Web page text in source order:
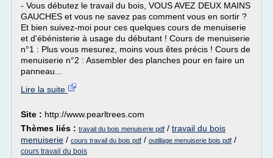
- Vous débutez le travail du bois, VOUS AVEZ DEUX MAINS
GAUCHES et vous ne savez pas comment vous en sortir ?
Et bien suivez-moi pour ces quelques cours de menuiserie
et d'ébénisterie à usage du débutant ! Cours de menuiserie
n°1 : Plus vous mesurez, moins vous êtes précis ! Cours de
menuiserie n°2 : Assembler des planches pour en faire un
panneau...
Lire la suite
Site : http://www.pearltrees.com
Thèmes liés : travail du bois menuiserie pdf / travail du bois
menuiserie / cours travail du bois pdf / outillage menuiserie bois pdf /
cours travail du bois